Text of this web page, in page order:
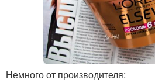
Немного от производителя: